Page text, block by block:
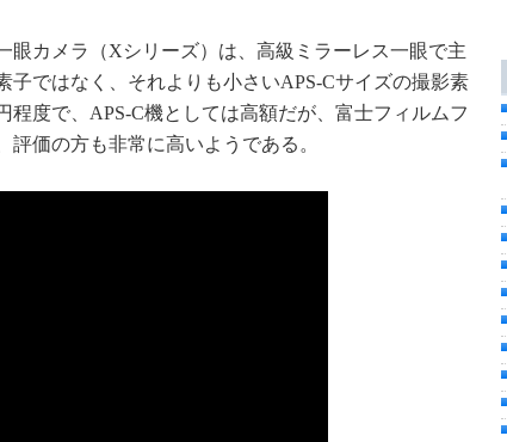
眼カメラ（Xシリーズ）は、高級ミラーレス一眼で主
子ではなく、それよりも小さいAPS-Cサイズの撮影素
程度で、APS-C機としては高額だが、富士フィルムフ
価の方も非常に高いようである。